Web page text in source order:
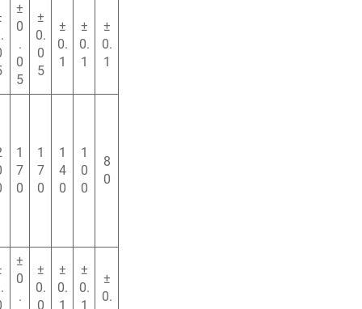
±
0
.
0
5
±
0.
0
5
±
0.
1
±
0.
1
±
0.
1
1
7
0
1
7
0
1
4
0
1
0
0
8
0
±
0
.
±
0.
0
±
0.
1
±
0.
1
±
0.